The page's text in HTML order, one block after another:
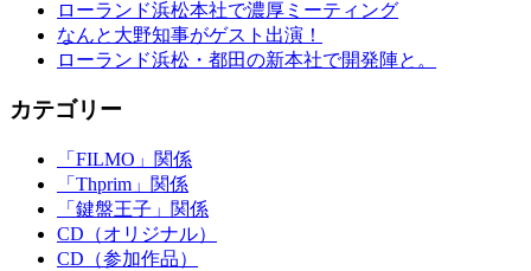
ローランド浜松本社で濃厚ミーティング
なんと大野知事がゲスト出演！
ローランド浜松・都田の新本社で開発陣と。
カテゴリー
「FILMO」関係
「Thprim」関係
「鍵盤王子」関係
CD（オリジナル）
CD（参加作品）